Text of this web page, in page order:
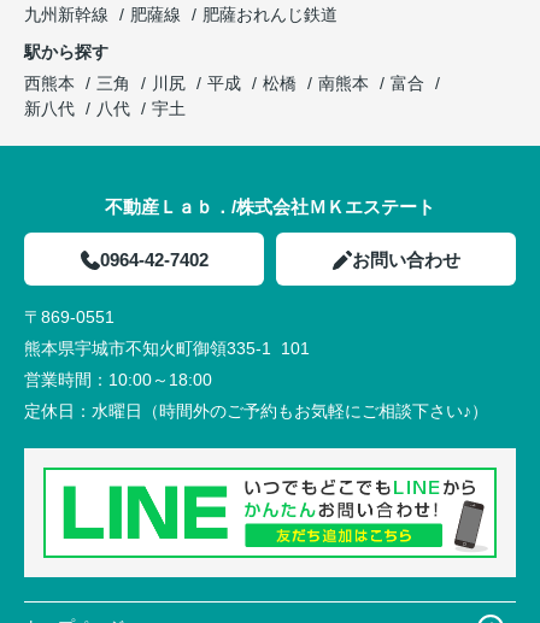
九州新幹線
肥薩線
肥薩おれんじ鉄道
駅から探す
西熊本
三角 川尻 平成 松橋 南熊本
富合
新八代
八代 宇土
不動産Ｌａｂ．/株式会社ＭＫエステート
0964-42-7402 お問い合わせ
〒869-0551
熊本県宇城市不知火町御領335-1 101
営業時間： 10:00～18:00
定休日： 水曜日（時間外のご予約もお気軽にご相談下さい♪）